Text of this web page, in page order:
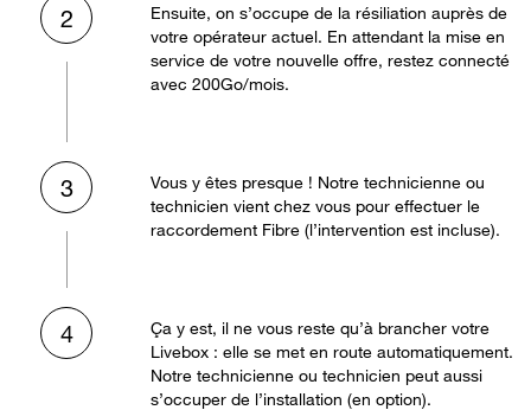
2
Ensuite, on s’occupe de la résiliation auprès de
votre opérateur actuel. En attendant la mise en
service de votre nouvelle offre, restez connecté
avec 200Go/mois.
3
Vous y êtes presque ! Notre technicienne ou
technicien vient chez vous pour effectuer le
raccordement Fibre (l’intervention est incluse).
4
Ça y est, il ne vous reste qu’à brancher votre
Livebox : elle se met en route automatiquement.
Notre technicienne ou technicien peut aussi
s’occuper de l’installation (en option).